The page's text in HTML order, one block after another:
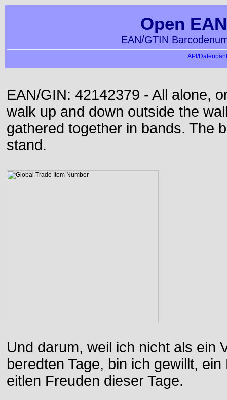
Open
EAN/GTIN
API/
EAN/GIN: 42142379 - All alone,
walk up and down outside the
gathered together in bands. The
stand.
Und darum, weil ich nicht als ein
beredten Tage, bin ich gewillt,
eitlen Freuden dieser Tage.